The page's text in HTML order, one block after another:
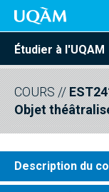
Étudier à l'UQAM
COURS //
Objet
Description du